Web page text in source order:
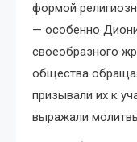
формой
— особенно
своеобразного
общества
призывали их к
выражали